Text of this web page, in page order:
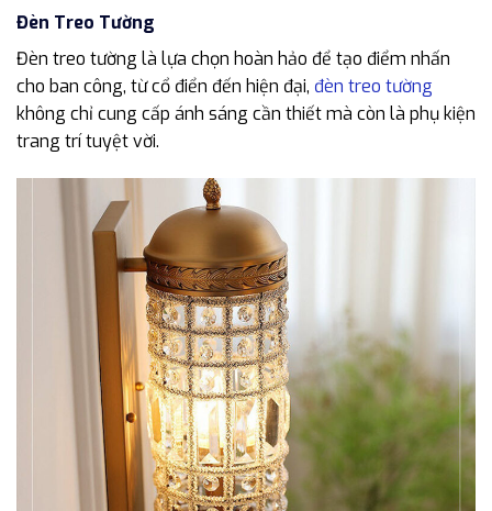
Đèn Treo Tường
Đèn treo tường là lựa chọn hoàn hảo để tạo điểm nhấn
cho ban công, từ cổ điển đến hiện đại, đèn treo tường
không chỉ cung cấp ánh sáng cần thiết mà còn là phụ kiện
trang trí tuyệt vời.